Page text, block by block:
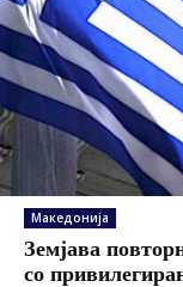
Македонија
Земјава
со